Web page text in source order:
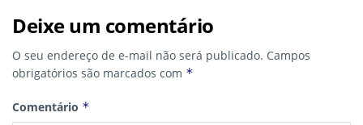
Deixe um comentário
O seu endereço de e-mail não será publicado. Campos
obrigatórios são marcados com *
Comentário *